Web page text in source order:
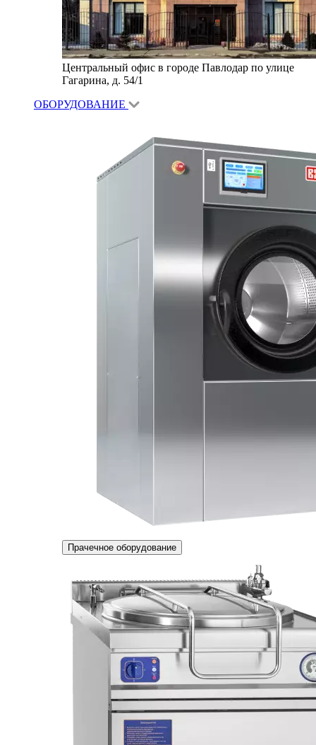
Центральный офис в городе Павлодар по улице
Гагарина, д. 54/1
ОБОРУДОВАНИЕ
Прачечное оборудование